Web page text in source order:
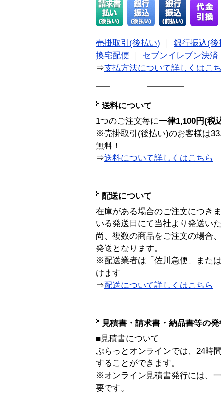
売掛取引(後払い)
銀行振込(後
換宅配便
セブンイレブン決済
⇒支払方法について詳しくはこ
送料について
1つのご注文毎に一律1,100円(税
※売掛取引(後払い)のお客様は
無料！
⇒送料について詳しくはこちら
配送について
在庫がある場合のご注文につき
いる発送日にて当社より発送い
尚、複数の商品をご注文の場合
発送となります。
※配送業者は「佐川急便」また
けます
⇒配送について詳しくはこちら
見積書・請求書・納品書等の
■見積書について
ぷらっとオンラインでは、24時
することができます。
※オンライン見積書発行には、
要です。